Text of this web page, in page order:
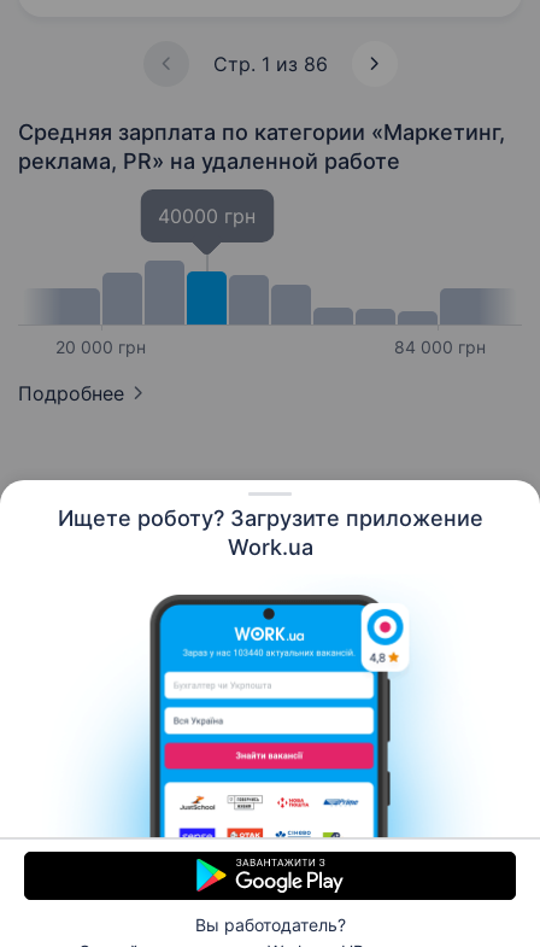
Ищете роботу? Загрузите приложение
Work.ua
Вы работодатель?
та брендуємо автомобілі…
Стр. 1 из 86
Средняя зарплата по категории «Маркетинг,
реклама, PR» на удаленной работе
20 000 грн
40000 грн
84 000 грн
Подробнее
Контакты О нас
Карьера
Новости Work.ua
Помощь
Условия использования
© 2006–2026 Work.ua. Сервис поиска работы №1 в